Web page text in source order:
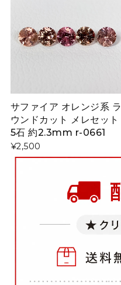
サファイア オレンジ系 ラ
ウンドカット メレセット
5石 約2.3mm r-0661
¥2,500